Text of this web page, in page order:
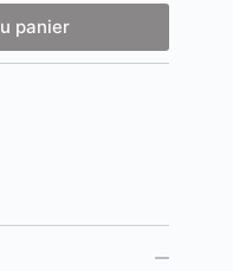
panier